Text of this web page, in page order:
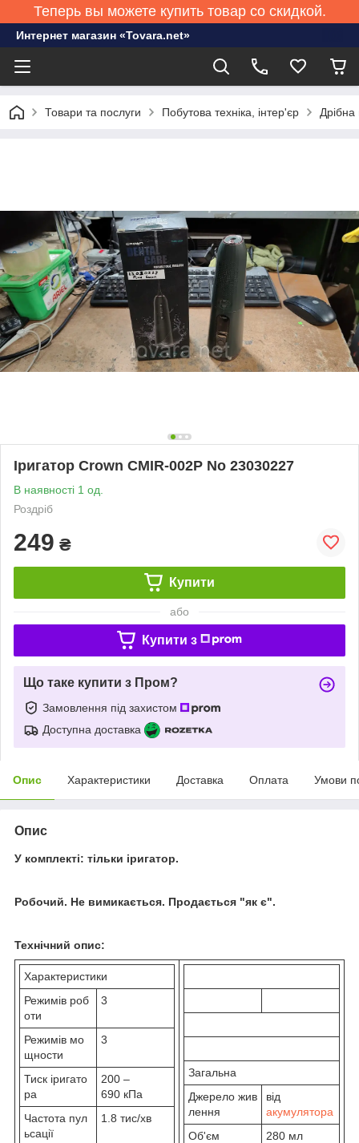
Теперь вы можете купить товар со скидкой.
Интернет магазин «Tovara.net»
Товари та послуги Побутова техніка, інтер'єр Дрібна
Іригатор Crown CMIR-002P No 23030227
В наявності 1 од.
Роздріб
249 ₴
Купити
або
Купити з
Що таке купити з Пром?
Замовлення під захистом
Доступна доставка
Опис Характеристики Доставка Оплата Умови
Опис
У комплекті: тільки іригатор.
Робочий. Не вимикається. Продається "як є".
Технічний опис:
Характеристики
Режимів роб
оти
3
Режимів мо
щности
3
Тиск іригато
ра
200 –
690 кПа
Частота пул
ьсації
1.8 тис/хв
Загальна
Джерело жив
лення
від
акумулятора
Об'єм
280 мл